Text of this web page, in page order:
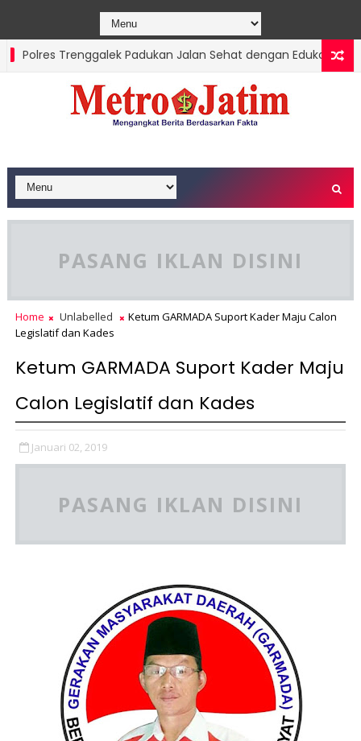
Polres Trenggalek Padukan Jalan Sehat dengan Edukasi
PASANG IKLAN DISINI
Home Unlabelled
Ketum GARMADA Suport Kader Maju Calon
Legislatif dan Kades
Ketum GARMADA Suport Kader Maju
Calon Legislatif dan Kades
Januari 02, 2019
PASANG IKLAN DISINI